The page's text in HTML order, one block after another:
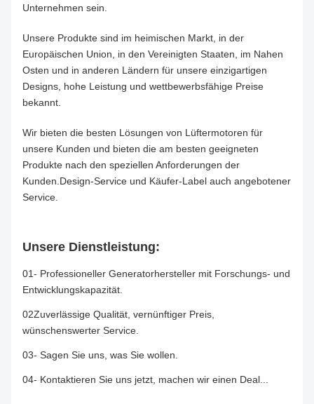
Unternehmen sein.
Unsere Produkte sind im heimischen Markt, in der
Europäischen Union, in den Vereinigten Staaten, im Nahen
Osten und in anderen Ländern für unsere einzigartigen
Designs, hohe Leistung und wettbewerbsfähige Preise
bekannt.
Wir bieten die besten Lösungen von Lüftermotoren für
unsere Kunden und bieten die am besten geeigneten
Produkte nach den speziellen Anforderungen der
Kunden.Design-Service und Käufer-Label auch angebotener
Service.
Unsere Dienstleistung:
01- Professioneller Generatorhersteller mit Forschungs- und
Entwicklungskapazität.
02Zuverlässige Qualität, vernünftiger Preis,
wünschenswerter Service.
03- Sagen Sie uns, was Sie wollen.
04- Kontaktieren Sie uns jetzt, machen wir einen Deal...